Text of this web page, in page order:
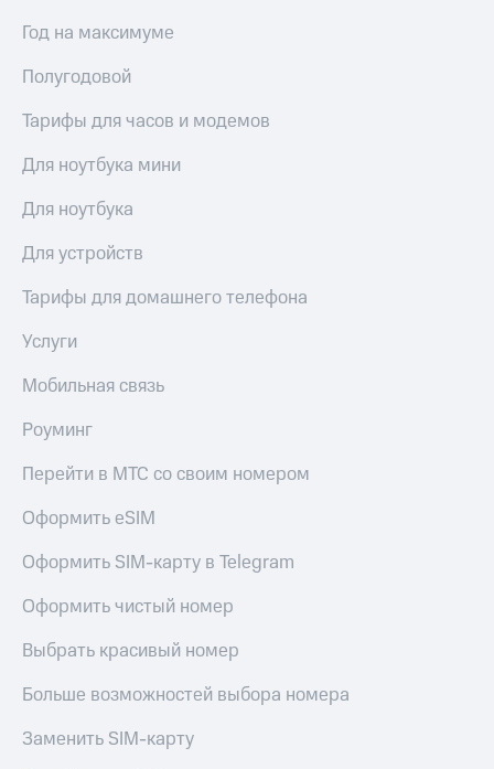
Год на максимуме
Полугодовой
Тарифы для часов и модемов
Для ноутбука мини
Для ноутбука
Для устройств
Тарифы для домашнего телефона
Услуги
Мобильная связь
Роуминг
Перейти в МТС со своим номером
Оформить eSIM
Оформить SIM-карту в Telegram
Оформить чистый номер
Выбрать красивый номер
Больше возможностей выбора номера
Заменить SIM-карту